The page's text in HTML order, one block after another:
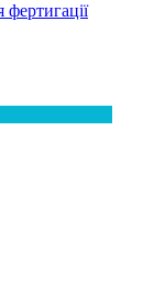
фертигації